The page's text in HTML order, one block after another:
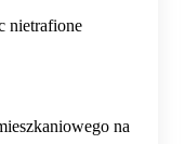
nietrafione
na